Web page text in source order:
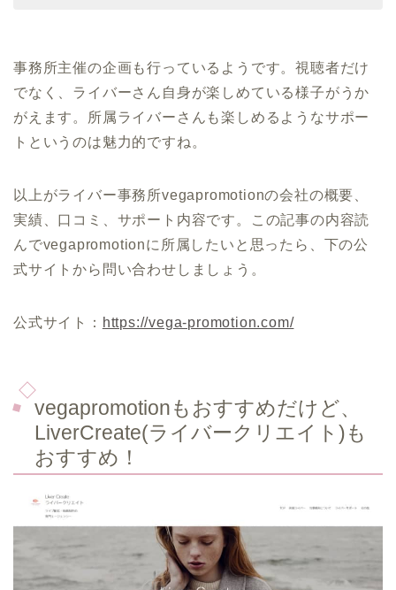
事務所主催の企画も行っているようです。視聴者だけ
でなく、ライバーさん自身が楽しめている様子がうか
がえます。所属ライバーさんも楽しめるようなサポー
トというのは魅力的ですね。
以上がライバー事務所vegapromotionの会社の概要、
実績、口コミ、サポート内容です。この記事の内容読
んでvegapromotionに所属したいと思ったら、下の公
式サイトから問い合わせしましょう。
公式サイト： https://vega-promotion.com/
vegapromotionもおすすめだけど、
LiverCreate(ライバークリエイト)も
おすすめ！